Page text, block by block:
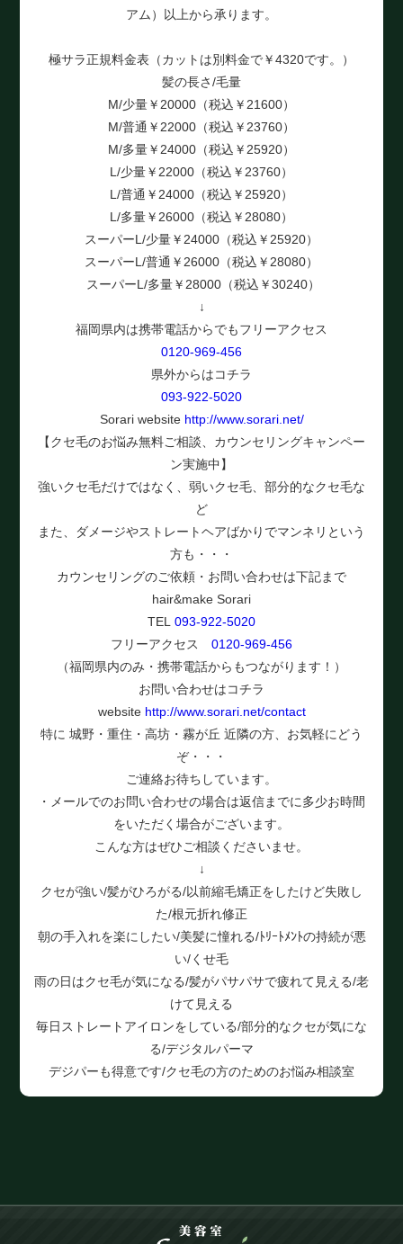
アム）以上から承ります。
極サラ正規料金表（カットは別料金で￥4320です。）
髪の長さ/毛量
M/少量￥20000（税込￥21600）
M/普通￥22000（税込￥23760）
M/多量￥24000（税込￥25920）
L/少量￥22000（税込￥23760）
L/普通￥24000（税込￥25920）
L/多量￥26000（税込￥28080）
スーパーL/少量￥24000（税込￥25920）
スーパーL/普通￥26000（税込￥28080）
スーパーL/多量￥28000（税込￥30240）
↓
福岡県内は携帯電話からでもフリーアクセス
0120-969-456
県外からはコチラ
093-922-5020
Sorari website http://www.sorari.net/
【クセ毛のお悩み無料ご相談、カウンセリングキャンペー
ン実施中】
強いクセ毛だけではなく、弱いクセ毛、部分的なクセ毛な
ど
また、ダメージやストレートヘアばかりでマンネリという
方も・・・
カウンセリングのご依頼・お問い合わせは下記まで
hair&make Sorari
TEL 093-922-5020
フリーアクセス 0120-969-456
（福岡県内のみ・携帯電話からもつながります！）
お問い合わせはコチラ
website http://www.sorari.net/contact
特に 城野・重住・高坊・霧が丘 近隣の方、お気軽にどう
ぞ・・・
ご連絡お待ちしています。
・メールでのお問い合わせの場合は返信までに多少お時間
をいただく場合がございます。
こんな方はぜひご相談くださいませ。
↓
クセが強い/髪がひろがる/以前縮毛矯正をしたけど失敗し
た/根元折れ修正
朝の手入れを楽にしたい/美髪に憧れる/ﾄﾘｰﾄﾒﾝﾄの持続が悪
い/くせ毛
雨の日はクセ毛が気になる/髪がパサパサで疲れて見える/老
けて見える
毎日ストレートアイロンをしている/部分的なクセが気にな
る/デジタルパーマ
デジパーも得意です/クセ毛の方のためのお悩み相談室